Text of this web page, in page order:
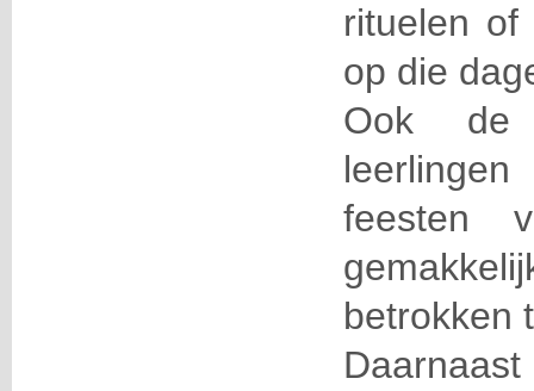
rituelen of
op die
Ook
feesten
betrokken